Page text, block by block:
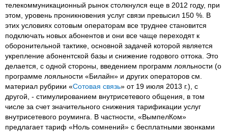
телекоммуникационный рынок столкнулся еще в 2012 году, при
этом, уровень проникновения услуг связи превысил 150 %. В
этих условиях сотовым операторам все труднее становится
подключать новых абонентов и они все чаще переходят к
оборонительной тактике, основной задачей которой является
укрепление абонентской базы и снижение годового оттока. Это
делается, с одной стороны, введением программ лояльности (о
программе лояльности «Билайн» и других операторов см.
материал рубрики «Сотовая связь» от 19 июля 2013 г.), с
другой, - стимулированием внутрисетевого общения, в том
числе за счет значительного снижения тарификации услуг
внутрисетевого роуминга. В частности, «ВымпелКом»
предлагает тариф «Ноль сомнений» с бесплатными звонками